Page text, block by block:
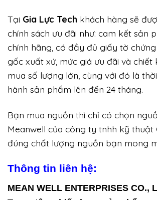
Tại Gia Lực Tech khách hàng sẽ
chính sách ưu đãi như: cam kết sản
chính hãng, có đầy đủ giấy tờ
gốc xuất xứ, mức giá ưu đãi và chiết
mua số lượng lớn, cùng với đó là
hành sản phẩm lên đến 24 tháng.
Bạn mua nguồn thì chỉ có chọn
Meanwell của công ty tnhh kỹ thuật
đúng chất lượng nguồn bạn mong
Thông tin liên hệ:
MEAN WELL ENTERPRISES CO.,